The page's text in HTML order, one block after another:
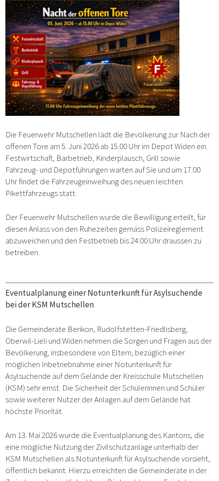
Die Feuerwehr Mutschellen lädt die Bevölkerung zur Nach der
offenen Tore am 5. Juni 2026 ab 15.00 Uhr im Depot Widen ein.
Festwirtschaft, Barbetrieb, Kinderplausch, Grill sowie
Fahrzeug- und Depotführungen warten auf Sie und um 17.00
Uhr findet die Fahrzeugeinweihung des neuen leichten
Pikettfahrzeugs statt.
Der Feuerwehr Mutschellen wurde die Bewilligung erteilt, für
diesen Anlass von den Ruhezeiten gemäss Polizeireglement
abzuweichen und den Festbetrieb bis 24:00 Uhr draussen zu
betreiben.
Eventualplanung einer Notunterkunft für Asylsuchende
bei der KSM Mutschellen
Die Gemeinderäte Berikon, Rudolfstetten-Friedlisberg,
Oberwil-Lieli und Widen nehmen die Sorgen und Fragen aus der
Bevölkerung, insbesondere von Eltern, bezüglich einer
möglichen Inbetriebnahme einer Notunterkunft für
Asylsuchende auf dem Gelände der Kreisschule Mutschellen
(KSM) sehr ernst. Die Sicherheit der Schülerinnen und Schüler
sowie weiterer Nutzer der Anlagen auf dem Gelände hat
höchste Priorität.
Am 13. Mai 2026 wurde die Eventualplanung des Kantons, die
eine mögliche Nutzung der Zivilschutzanlage unterhalb der
KSM Mutschellen als Notunterkunft für Asylsuchende vorsieht,
öffentlich bekannt. Hierzu erreichten die Gemeinderäte in der